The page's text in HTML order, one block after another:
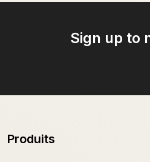
Sign up to
Produits